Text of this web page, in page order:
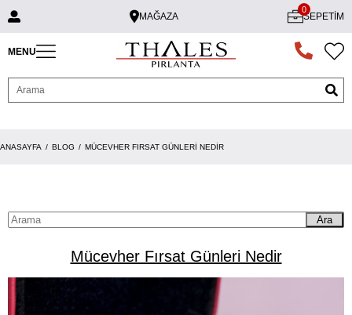
MAĞAZA SEPETIM
0
MENU
ANASAYFA BLOG MÜCEVHER FIRSAT GÜNLERI NEDIR
Ara
Mücevher Fırsat Günleri Nedir